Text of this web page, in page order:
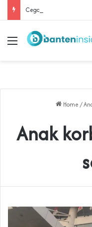
Menu
Home /
Anak